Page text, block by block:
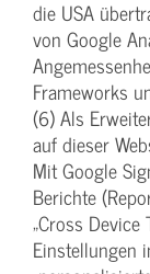
die USA
von Google
Frameworks
(6) Als
auf dieser
Mit Google
Berichte
„Cross Device
Einstellungen